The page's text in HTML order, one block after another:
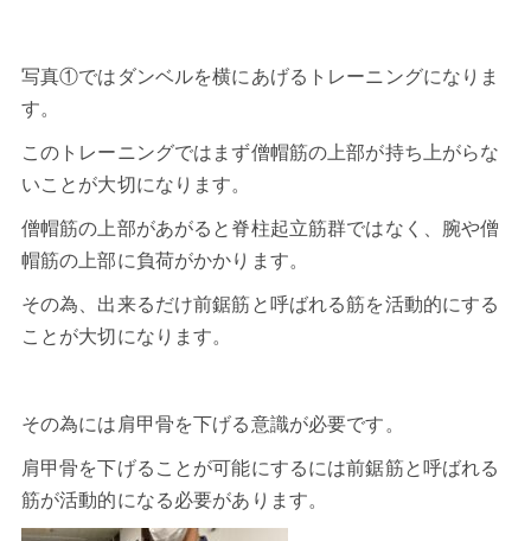
写真①ではダンベルを横にあげるトレーニングになりま
す。
このトレーニングではまず僧帽筋の上部が持ち上がらな
いことが大切になります。
僧帽筋の上部があがると脊柱起立筋群ではなく、腕や僧
帽筋の上部に負荷がかかります。
その為、出来るだけ前鋸筋と呼ばれる筋を活動的にする
ことが大切になります。
その為には肩甲骨を下げる意識が必要です。
肩甲骨を下げることが可能にするには前鋸筋と呼ばれる
筋が活動的になる必要があります。